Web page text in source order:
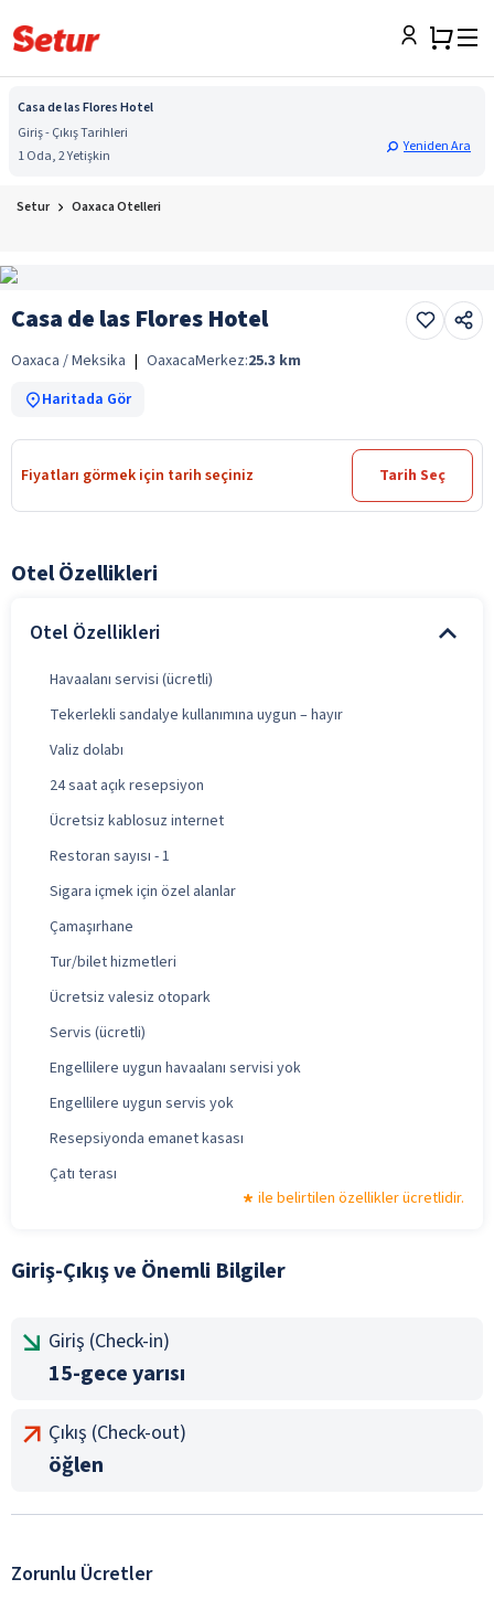
Casa de las Flores Hotel
Giriş - Çıkış Tarihleri
1 Oda, 2 Yetişkin
Yeniden Ara
Setur Oaxaca Otelleri
Casa de las Flores Hotel
Oaxaca / Meksika | OaxacaMerkez:25.3 km
Haritada Gör
Fiyatları görmek için tarih seçiniz Tarih Seç
Otel Özellikleri
Otel Özellikleri
Havaalanı servisi (ücretli)
Tekerlekli sandalye kullanımına uygun – hayır
Valiz dolabı
24 saat açık resepsiyon
Ücretsiz kablosuz internet
Restoran sayısı - 1
Sigara içmek için özel alanlar
Çamaşırhane
Tur/bilet hizmetleri
Ücretsiz valesiz otopark
Servis (ücretli)
Engellilere uygun havaalanı servisi yok
Engellilere uygun servis yok
Resepsiyonda emanet kasası
Çatı terası
ile belirtilen özellikler ücretlidir.
Giriş-Çıkış ve Önemli Bilgiler
Giriş (Check-in)
15-gece yarısı
Çıkış (Check-out)
öğlen
Zorunlu Ücretler